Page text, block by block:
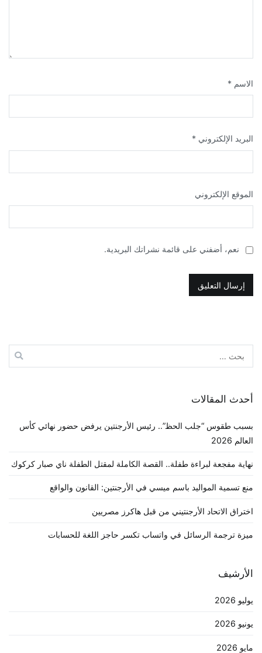
الاسم *
البريد الإلكتروني *
الموقع الإلكتروني
نعم، أضفني على قائمة نشراتك البريدية.
عن:
أحدث المقالات
بسبب طقوس “جلب الحظ”.. رئيس الأرجنتين يرفض حضور نهائي كأس
العالم 2026
نهاية مفجعة لبراءة طفلة.. القصة الكاملة لمقتل الطفلة ناي صبار كركوك
منع تسمية المواليد باسم ميسي في الأرجنتين: القانون والواقع
اختراق الاتحاد الأرجنتيني من قبل هاكرز مصريين
ميزة ترجمة الرسائل في واتساب تكسر حاجز اللغة للحسابات
الأرشيف
يوليو 2026
يونيو 2026
مايو 2026